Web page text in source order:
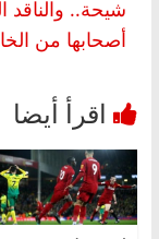
شيحة.. والناقد
أصحابها من